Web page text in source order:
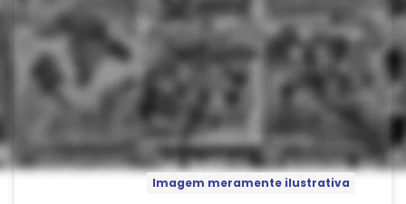
Imagem meramente ilustrativa